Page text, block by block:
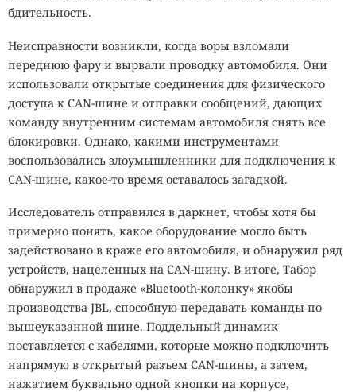
бдительность.
Неисправности возникли, когда воры взломали
переднюю фару и вырвали проводку автомобиля. Они
использовали открытые соединения для физического
доступа к CAN-шине и отправки сообщений, дающих
команду внутренним системам автомобиля снять все
блокировки. Однако, какими инструментами
воспользовались злоумышленники для подключения к
CAN-шине, какое-то время оставалось загадкой.
Исследователь отправился в даркнет, чтобы хотя бы
примерно понять, какое оборудование могло быть
задействовано в краже его автомобиля, и обнаружил ряд
устройств, нацеленных на CAN-шину. В итоге, Табор
обнаружил в продаже «Bluetooth-колонку» якобы
производства JBL, способную передавать команды по
вышеуказанной шине. Поддельный динамик
поставляется с кабелями, которые можно подключить
напрямую в открытый разъем CAN-шины, а затем,
нажатием буквально одной кнопки на корпусе,